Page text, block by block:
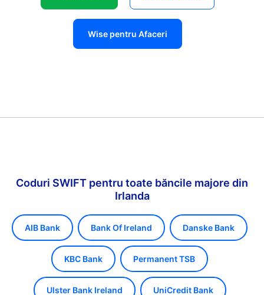
Wise pentru Afaceri
Coduri SWIFT pentru toate băncile majore din
Irlanda
AIB Bank Bank Of Ireland Danske Bank
KBC Bank Permanent TSB
Ulster Bank Ireland UniCredit Bank